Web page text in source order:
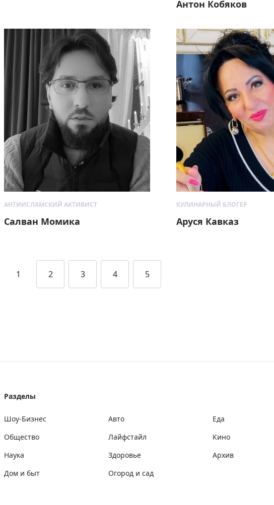
Антон Кобяков
АНТИИСЛАМСКИЙ АКТИВИСТ
Салван Момика
КУЛИНАРНЫЙ БЛОГЕР
Аруся Кавказ
1 2 3 4 5
Разделы
Шоу-Бизнес
Общество
Наука
Дом и быт
Авто
Лайфстайл
Здоровье
Огород и сад
Еда
Кино
Архив